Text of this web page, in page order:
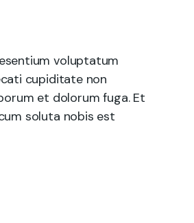
voluptatum
cupiditate non
et dolorum fuga. Et
soluta nobis est